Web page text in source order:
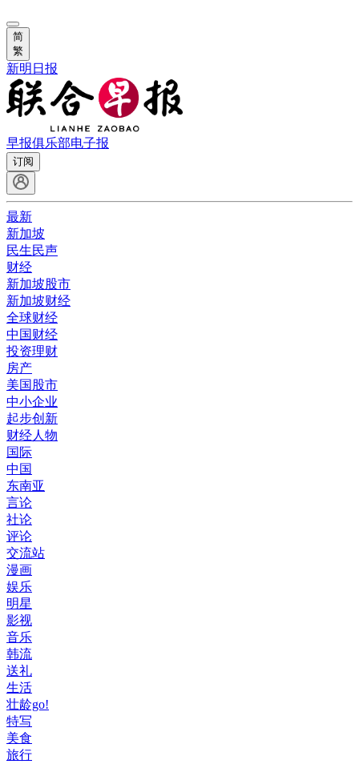
简
繁
新明日报
早报俱乐部电子报
订阅
最新
新加坡
民生民声
财经
新加坡股市
新加坡财经
全球财经
中国财经
投资理财
房产
美国股市
中小企业
起步创新
财经人物
国际
中国
东南亚
言论
社论
评论
交流站
漫画
娱乐
明星
影视
音乐
韩流
送礼
生活
壮龄go!
特写
美食
旅行